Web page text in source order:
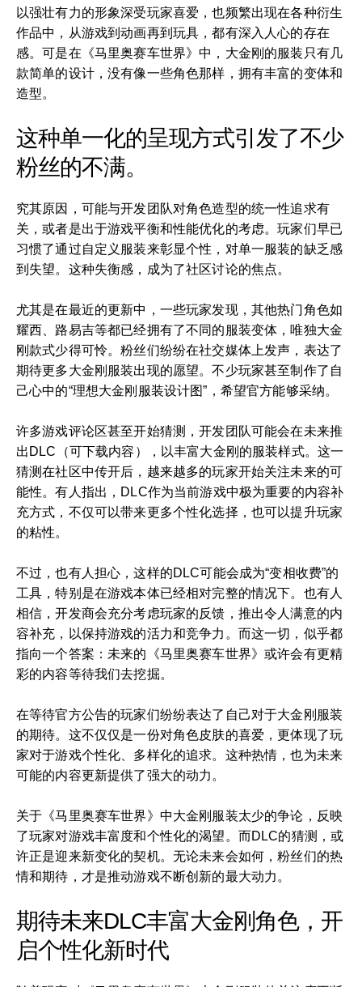
以强壮有力的形象深受玩家喜爱，也频繁出现在各种衍生
作品中，从游戏到动画再到玩具，都有深入人心的存在
感。可是在《马里奥赛车世界》中，大金刚的服装只有几
款简单的设计，没有像一些角色那样，拥有丰富的变体和
造型。
这种单一化的呈现方式引发了不少
粉丝的不满。
究其原因，可能与开发团队对角色造型的统一性追求有
关，或者是出于游戏平衡和性能优化的考虑。玩家们早已
习惯了通过自定义服装来彰显个性，对单一服装的缺乏感
到失望。这种失衡感，成为了社区讨论的焦点。
尤其是在最近的更新中，一些玩家发现，其他热门角色如
耀西、路易吉等都已经拥有了不同的服装变体，唯独大金
刚款式少得可怜。粉丝们纷纷在社交媒体上发声，表达了
期待更多大金刚服装出现的愿望。不少玩家甚至制作了自
己心中的“理想大金刚服装设计图”，希望官方能够采纳。
许多游戏评论区甚至开始猜测，开发团队可能会在未来推
出DLC（可下载内容），以丰富大金刚的服装样式。这一
猜测在社区中传开后，越来越多的玩家开始关注未来的可
能性。有人指出，DLC作为当前游戏中极为重要的内容补
充方式，不仅可以带来更多个性化选择，也可以提升玩家
的粘性。
不过，也有人担心，这样的DLC可能会成为“变相收费”的
工具，特别是在游戏本体已经相对完整的情况下。也有人
相信，开发商会充分考虑玩家的反馈，推出令人满意的内
容补充，以保持游戏的活力和竞争力。而这一切，似乎都
指向一个答案：未来的《马里奥赛车世界》或许会有更精
彩的内容等待我们去挖掘。
在等待官方公告的玩家们纷纷表达了自己对于大金刚服装
的期待。这不仅仅是一份对角色皮肤的喜爱，更体现了玩
家对于游戏个性化、多样化的追求。这种热情，也为未来
可能的内容更新提供了强大的动力。
关于《马里奥赛车世界》中大金刚服装太少的争论，反映
了玩家对游戏丰富度和个性化的渴望。而DLC的猜测，或
许正是迎来新变化的契机。无论未来会如何，粉丝们的热
情和期待，才是推动游戏不断创新的最大动力。
期待未来DLC丰富大金刚角色，开
启个性化新时代